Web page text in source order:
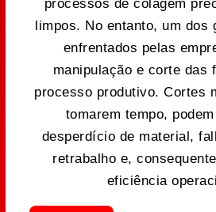
processos de colagem
limpos. No entanto, um dos
enfrentados pelas
manipulação e corte das
processo produtivo. Cortes
tomarem tempo,
desperdício de material,
retrabalho e,
eficiência